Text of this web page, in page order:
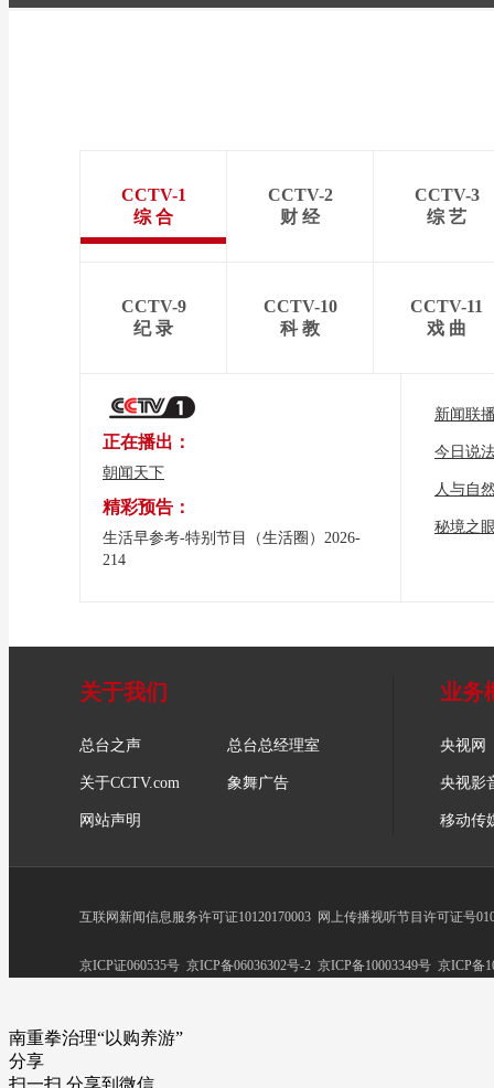
CCTV-1
综 合
CCTV-2
财 经
CCTV-3
综 艺
CCTV-9
纪 录
CCTV-10
科 教
CCTV-11
戏 曲
正在播出：
朝闻天下
精彩预告：
生活早参考-特别节目（生活圈）2026-
214
新闻联
今日说
人与自
秘境之
关于我们
总台之声 总台总经理室
关于CCTV.com 象舞广告
网站声明
业务
央视网
央视影
移动传
互联网新闻信息服务许可证10120170003 网上传播视听节目许可证号
京ICP证060535号 京ICP备06036302号-2 京ICP备10003349号 京ICP备
南重拳治理“以购养游”
分享